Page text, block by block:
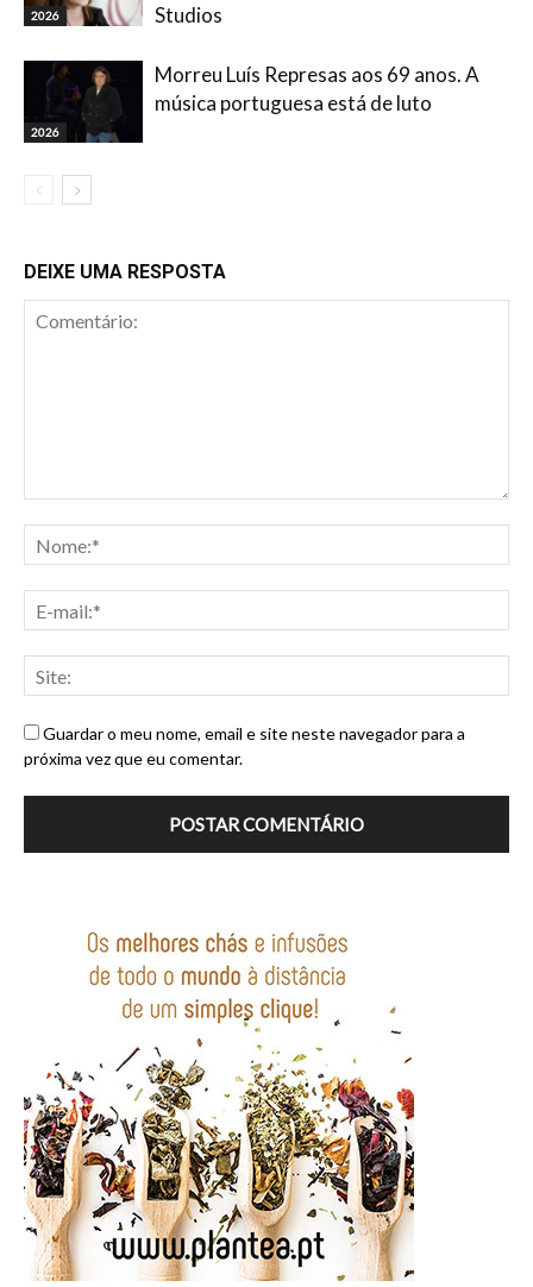
2026
Studios
2026
Morreu Luís Represas aos 69 anos. A
música portuguesa está de luto
DEIXE UMA RESPOSTA
Guardar o meu nome, email e site neste navegador para a
próxima vez que eu comentar.